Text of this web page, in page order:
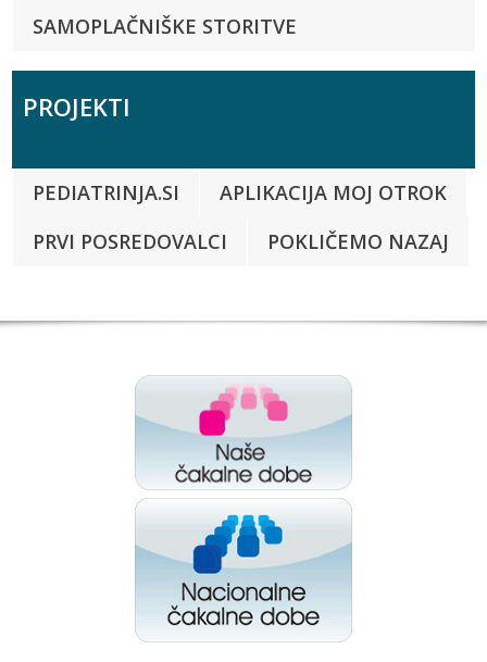
SAMOPLAČNIŠKE STORITVE
PROJEKTI
PEDIATRINJA.SI
APLIKACIJA MOJ OTROK
PRVI POSREDOVALCI
POKLIČEMO NAZAJ